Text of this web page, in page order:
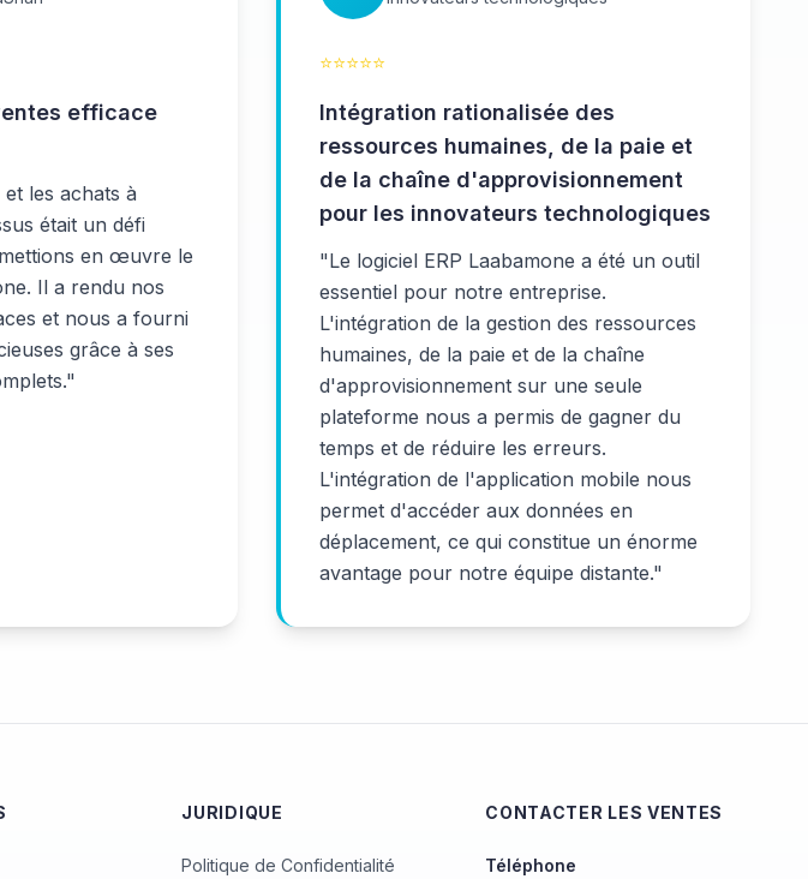
efficace
les achats à
était un défi
en œuvre le
Il a rendu nos
et nous a fourni
grâce à ses
"
⭐⭐⭐⭐⭐
Intégration rationalisée des
ressources humaines, de la paie et
de la chaîne d'approvisionnement
pour les innovateurs technologiques
"Le logiciel ERP Laabamone a été un outil
essentiel pour notre entreprise.
L'intégration de la gestion des ressources
humaines, de la paie et de la chaîne
d'approvisionnement sur une seule
plateforme nous a permis de gagner du
temps et de réduire les erreurs.
L'intégration de l'application mobile nous
permet d'accéder aux données en
déplacement, ce qui constitue un énorme
avantage pour notre équipe distante."
JURIDIQUE
Politique de Confidentialité
CONTACTER LES VENTES
Téléphone